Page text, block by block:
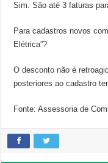
Sim. São até 3 faturas
Para cadastros novos
Elétrica”?
O desconto não é
posteriores ao cadastro
Fonte: Assessoria de